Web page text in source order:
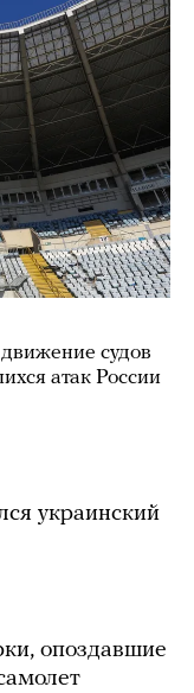
судов
атак России
украинский
опоздавшие